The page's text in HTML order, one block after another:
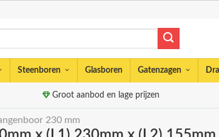
Steenboren Glasboren Gatenzagen
Groot aanbod en lage prijzen
230 mm